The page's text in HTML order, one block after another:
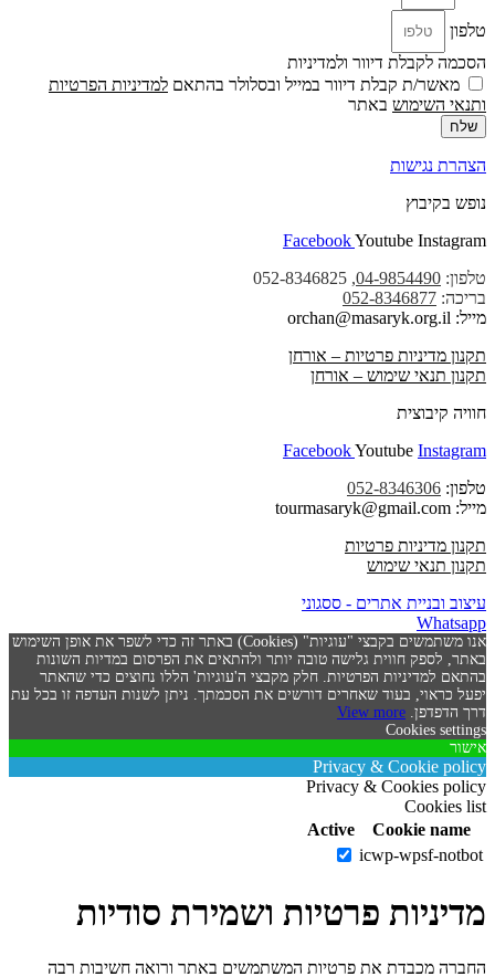
טלפון
הסכמה לקבלת דיוור ולמדיניות
מאשר/ת קבלת דיוור במייל ובסלולר בהתאם למדיניות הפרטיות
ותנאי השימוש באתר
שלח
הצהרת נגישות
נופש בקיבוץ
FacebookYoutube Instagram
טלפון: 04-9854490
, 052-8346825
בריכה: 052-8346877
מייל: orchan@masaryk.org.il
תקנון מדיניות פרטיות – אורחן
תקנון תנאי שימוש – אורחן
חוויה קיבוצית
FacebookYoutube Instagram
טלפון: 052-8346306
מייל: tourmasaryk@gmail.com
תקנון מדיניות פרטיות
תקנון תנאי שימוש
עיצוב ובניית אתרים - ססגוני
Whatsapp
אנו משתמשים בקבצי "עוגיות" (Cookies) באתר זה כדי לשפר את אופן השימוש
באתר, לספק חווית גלישה טובה יותר ולהתאים את הפרסום במדיות השונות
בהתאם למדיניות הפרטיות. חלק מקבצי ה'עוגיות' הללו נחוצים כדי שהאתר
יפעל כראוי, בעוד שאחרים דורשים את הסכמתך. ניתן לשנות העדפה זו בכל עת
דרך הדפדפן. View more
Cookies settings
אישור
Privacy & Cookie policy
Privacy & Cookies policy
Cookies list
Cookie name
Active
icwp-wpsf-notbot
מדיניות פרטיות ושמירת סודיות
החברה מכבדת את פרטיות המשתמשים באתר ורואה חשיבות רבה